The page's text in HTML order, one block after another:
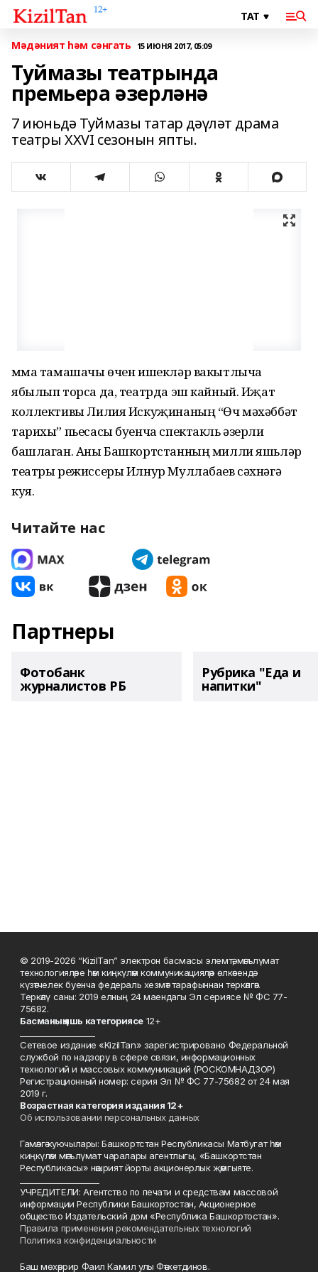
Мәдәният һәм сәнгать 15 ИЮНЯ 2017, 05:09
Туймазы театрында
премьера әзерләнә
7 июньдә Туймазы татар дәүләт драма
театры XXVI сезонын япты.
Әмма тамашачы өчен ишекләр вакытлыча
ябылып торса да, театрда эш кайный. Иҗат
коллективы Лилия Искуҗинаның “Өч мәхәббәт
тарихы” пьесасы буенча спектакль әзерли
башлаган. Аны Башкортстанның милли яшьләр
театры режиссеры Илнур Муллабаев сәхнәгә
куя.
Читайте нас
Партнеры
Фотобанк
журналистов РБ
Рубрика "Еда и
напитки"
© 2019-2026 “KizilTan” электрон басмасы элемтә, мәгълүмат
технологияләре һәм киңкүләм коммуникацияләр өлкәсендә
күзәтчелек буенча федераль хезмәт тарафыннан теркәлгән.
Теркәлү саны: 2019 елның 24 маендагы Эл сериясе № ФС 77-
75682.
Басманың яшь категориясе12+
Сетевое издание «KizilTan» зарегистрировано Федеральной
службой по надзору в сфере связи, информационных
технологий и массовых коммуникаций (РОСКОМНАДЗОР)
Регистрационный номер: серия Эл № ФС 77-75682 от 24 мая
2019 г.
Возрастная категория издания 12+
Об использовании персональных данных
Гамәлгә куючылары: Башкортстан Республикасы Матбугат һәм
киңкүләм мәгълүмат чаралары агентлыгы, «Башкортстан
Республикасы» нәшрият йорты акционерлык җәмгыяте.
УЧРЕДИТЕЛИ: Агентство по печати и средствам массовой
информации Республики Башкортостан, Акционерное
общество Издательский дом «Республика Башкортостан».
Правила применения рекомендательных технологий
Политика конфиденциальности
Баш мөхәррир Фаил Камил улы Фәтхетдинов.